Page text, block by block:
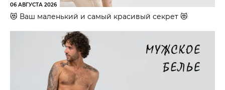
06 АВГУСТА 2026
😻 Ваш маленький и самый красивый секрет 😻